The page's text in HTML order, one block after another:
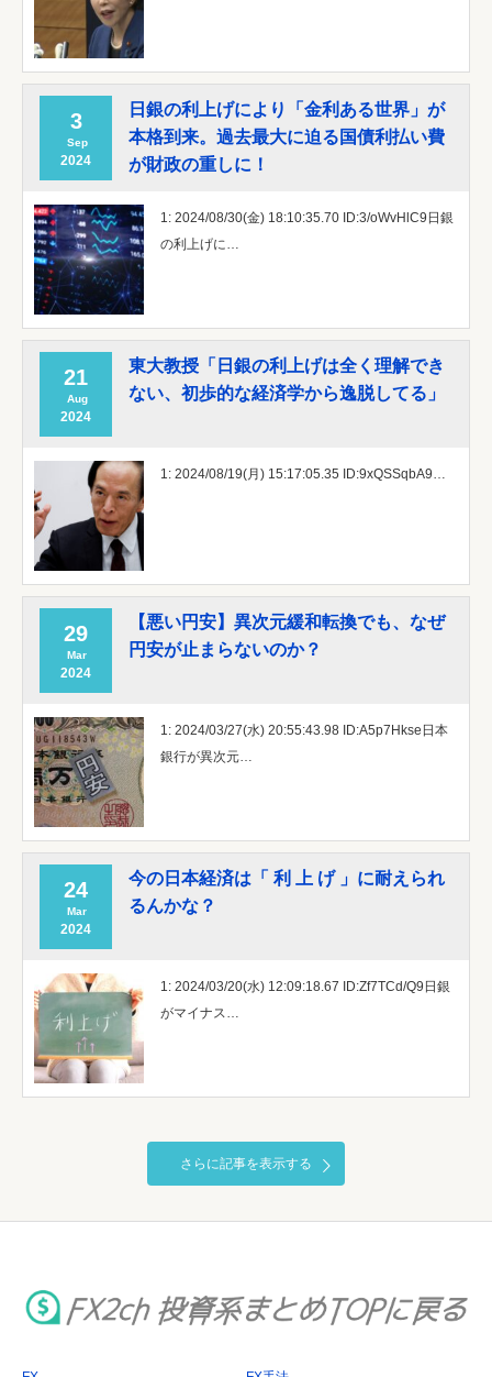
3
Sep
2024
日銀の利上げにより「金利ある世界」が
本格到来。過去最大に迫る国債利払い費
が財政の重しに！
1: 2024/08/30(金) 18:10:35.70 ID:3/oWvHlC9日銀
の利上げに…
21
Aug
2024
東大教授「日銀の利上げは全く理解でき
ない、初歩的な経済学から逸脱してる」
1: 2024/08/19(月) 15:17:05.35 ID:9xQSSqbA9…
29
Mar
2024
【悪い円安】異次元緩和転換でも、なぜ
円安が止まらないのか？
1: 2024/03/27(水) 20:55:43.98 ID:A5p7Hkse日本
銀行が異次元…
24
Mar
2024
今の日本経済は「 利 上 げ 」に耐えられ
るんかな？
1: 2024/03/20(水) 12:09:18.67 ID:Zf7TCd/Q9日銀
がマイナス…
さらに記事を表示する